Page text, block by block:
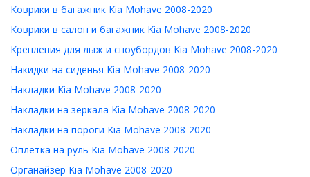
Коврики в багажник Kia Mohave 2008-2020
Коврики в салон и багажник Kia Mohave 2008-2020
Крепления для лыж и сноубордов Kia Mohave 2008-2020
Накидки на сиденья Kia Mohave 2008-2020
Накладки Kia Mohave 2008-2020
Накладки на зеркала Kia Mohave 2008-2020
Накладки на пороги Kia Mohave 2008-2020
Оплетка на руль Kia Mohave 2008-2020
Органайзер Kia Mohave 2008-2020